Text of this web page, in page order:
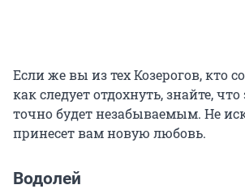
Если же вы из тех Козерогов, кто
как следует отдохнуть, знайте,
точно будет незабываемым. Не
принесет вам новую любовь.
Водолей